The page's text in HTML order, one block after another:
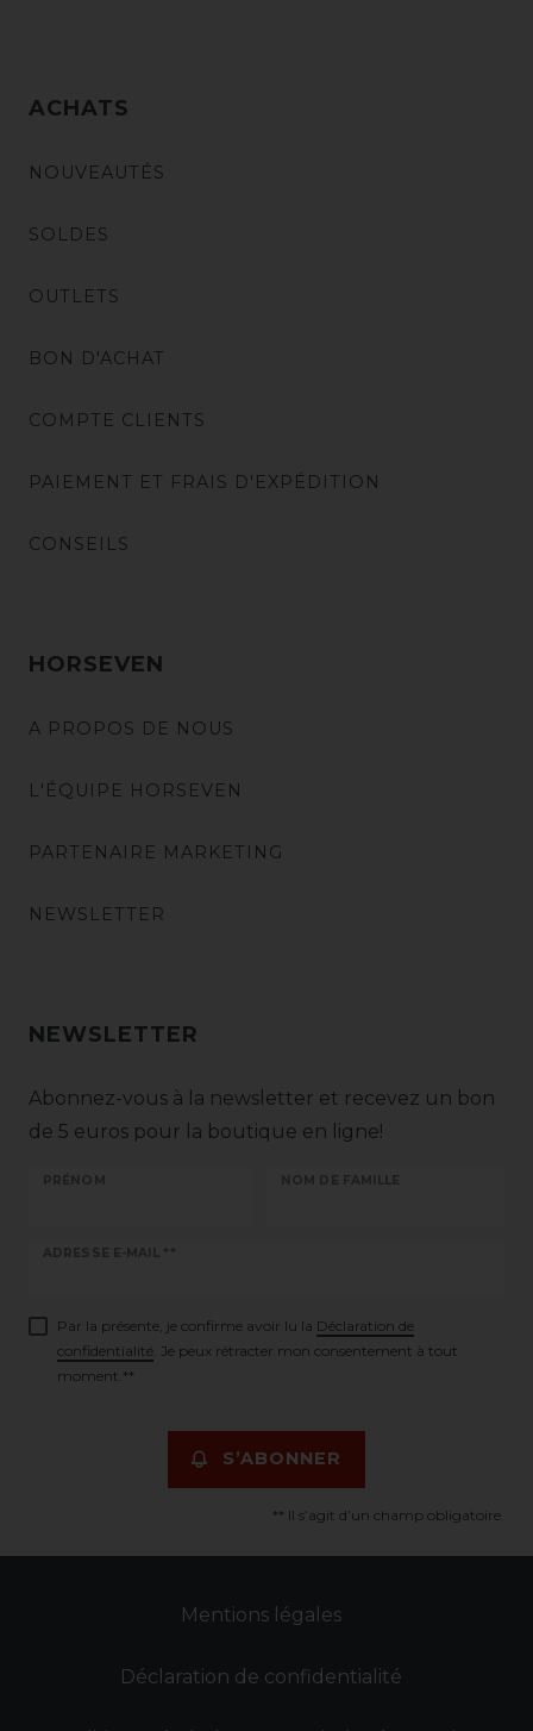
ACHATS
NOUVEAUTÉS
SOLDES
OUTLETS
BON D'ACHAT
COMPTE CLIENTS
PAIEMENT ET FRAIS D'EXPÉDITION
CONSEILS
HORSEVEN
A PROPOS DE NOUS
L'ÉQUIPE HORSEVEN
PARTENAIRE MARKETING
NEWSLETTER
NEWSLETTER
Abonnez-vous à la newsletter et recevez un bon
de 5 euros pour la boutique en ligne!
PRÉNOM NOM DE FAMILLE
ADRESSE E-MAIL **
Ceres::Template.newsletterHoneypotLabel
Par la présente, je confirme avoir lu la Déclaration de
confidentialité . Je peux rétracter mon consentement à tout
moment.**
S’ABONNER
** Il s’agit d’un champ obligatoire.
Mentions légales
Déclaration de confidentialité